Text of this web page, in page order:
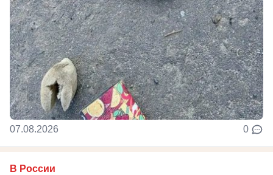
07.08.2026 0
В России